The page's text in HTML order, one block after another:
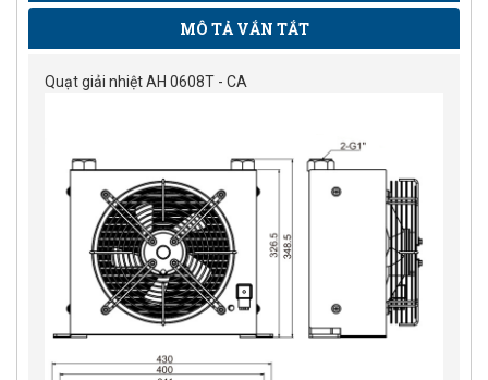
MÔ TẢ VẮN TẮT
Quạt giải nhiệt AH 0608T - CA